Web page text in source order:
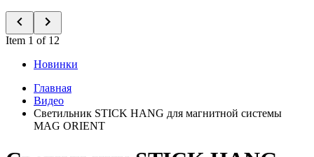
Item 1 of 12
Новинки
Главная
Видео
Светильник STICK HANG для магнитной системы
MAG ORIENT